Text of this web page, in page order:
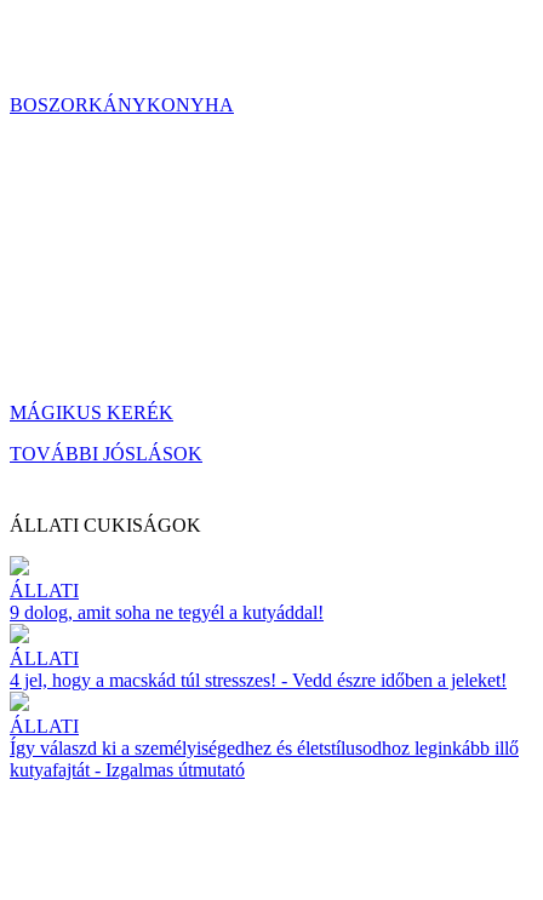
BOSZORKÁNYKONYHA
MÁGIKUS KERÉK
TOVÁBBI JÓSLÁSOK
ÁLLATI CUKISÁGOK
ÁLLATI
9 dolog, amit soha ne tegyél a kutyáddal!
ÁLLATI
4 jel, hogy a macskád túl stresszes! - Vedd észre időben a jeleket!
ÁLLATI
Így válaszd ki a személyiségedhez és életstílusodhoz leginkább illő
kutyafajtát - Izgalmas útmutató